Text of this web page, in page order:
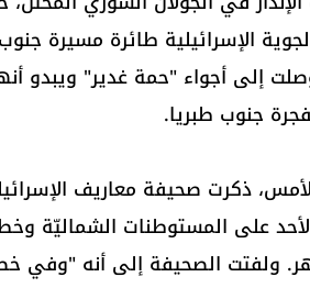
الإسرائيلية طائرة مسيرة
إلى أجواء "حمة غدير" ويبدو
جنوب طبريا.
على المستوطنات الشماليّة
ولفتت الصحيفة إلى أنه "وفي